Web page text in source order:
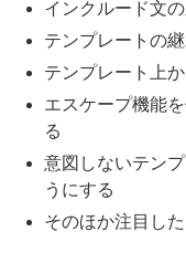
インクルード文
テンプレートの
テンプレート上
エスケープ機能
る
意図しないテン
うにする
そのほか注目し